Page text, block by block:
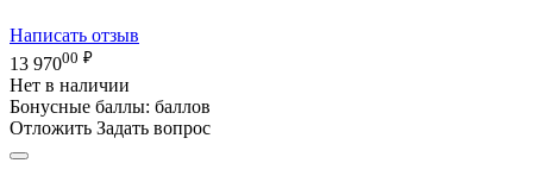
Написать отзыв
13 97000 ₽
Нет в наличии
Бонусные баллы: баллов
Отложить Задать вопрос